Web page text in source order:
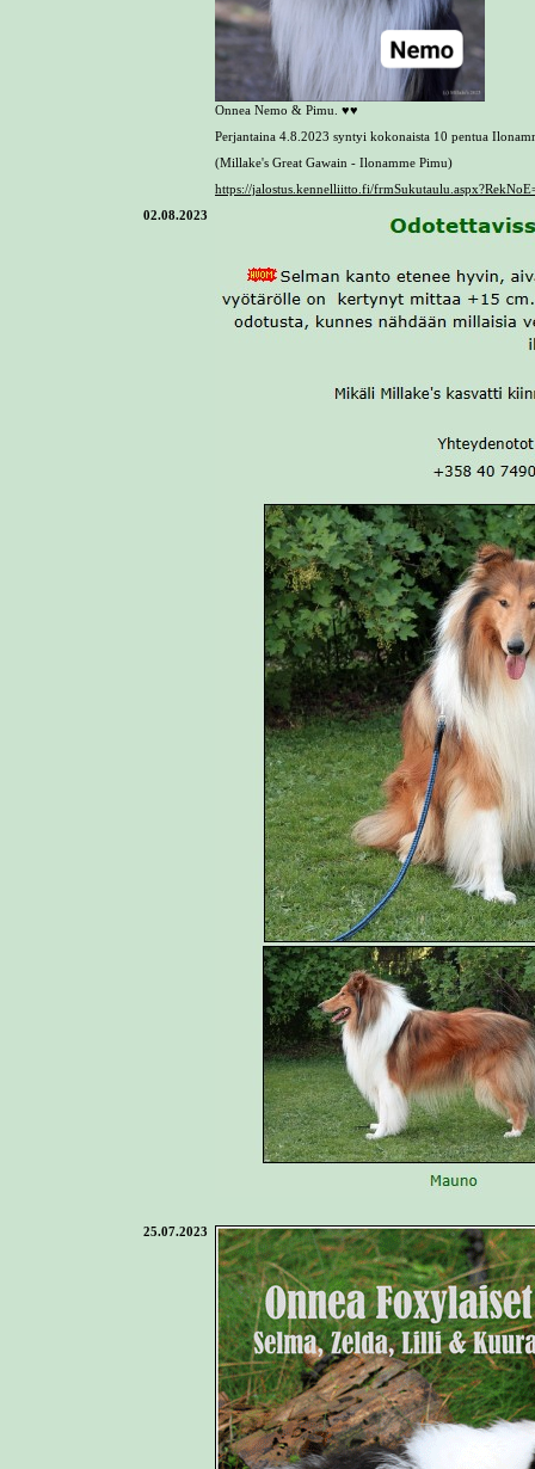
Onnea Nemo & Pimu. ♥️♥️
Perjantaina 4.8.2023 syntyi kokonaista 10 pentua
(Millake's Great Gawain - Ilonamme Pimu)
https://jalostus.kennelliitto.fi/
02.08.2023
25.07.2023